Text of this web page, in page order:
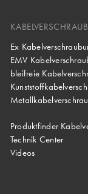
Ex
EMV
bleifreie
Produktfinder
Technik Center
Videos